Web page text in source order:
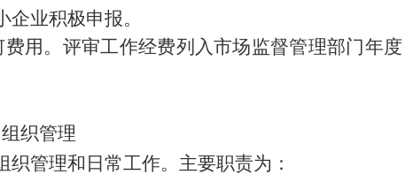
企业积极申报。
用。评审工作经费列入市场监督管理部门年度
组织管理
织管理和日常工作。主要职责为：